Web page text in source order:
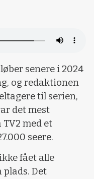
senere i 2024
og redaktionen
til serien,
det mest
med et
seere.
fået alle
plads. Det